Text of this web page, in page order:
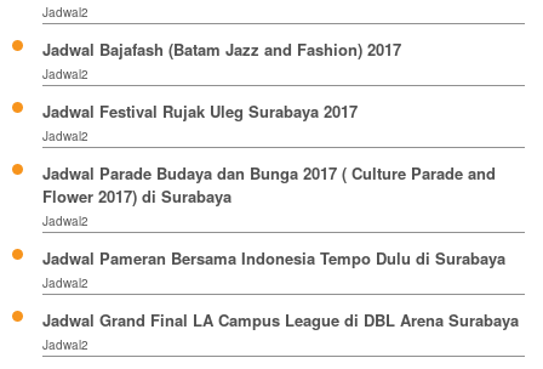
Jadwal2
Jadwal Bajafash (Batam Jazz and Fashion) 2017
Jadwal2
Jadwal Festival Rujak Uleg Surabaya 2017
Jadwal2
Jadwal Parade Budaya dan Bunga 2017 ( Culture Parade and
Flower 2017) di Surabaya
Jadwal2
Jadwal Pameran Bersama Indonesia Tempo Dulu di Surabaya
Jadwal2
Jadwal Grand Final LA Campus League di DBL Arena Surabaya
Jadwal2